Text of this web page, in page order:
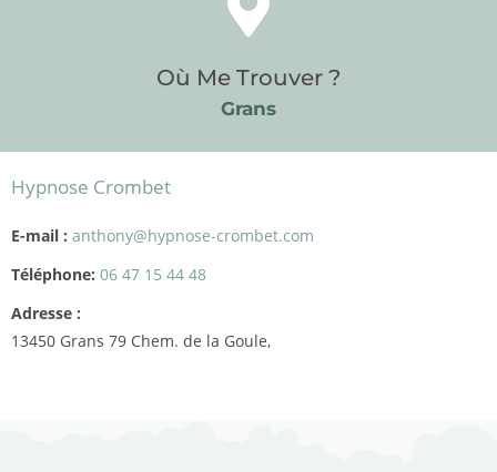
Où Me Trouver ?
Grans
Hypnose Crombet
E-mail : anthony@hypnose-crombet.com
Téléphone: 06 47 15 44 48
Adresse :
13450 Grans 79 Chem. de la Goule,